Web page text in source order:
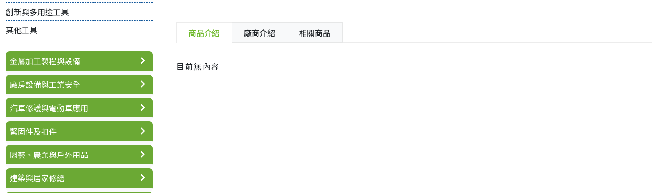
商品介紹 廠商介紹 相關商品
目前無內容
創新與多用途工具
其他工具
金屬加工製程與設備
廠房設備與工業安全
汽車修護與電動車應用
緊固件及扣件
園藝、農業與戶外用品
建築與居家修繕